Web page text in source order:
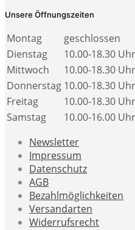
Unsere Öffnungszeiten
Montag
geschlossen
Dienstag
10.00-18.30 Uhr
Mittwoch
10.00-18.30 Uhr
Donnerstag 10.00-18.30 Uhr
Freitag
10.00-18.30 Uhr
Samstag
10.00-16.00 Uhr
Newsletter
Impressum
Datenschutz
AGB
Bezahlmöglichkeiten
Versandarten
Widerrufsrecht